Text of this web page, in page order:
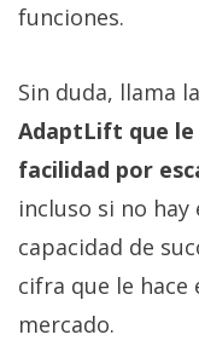
funciones.
Sin duda, llama
AdaptLift que le
facilidad por
incluso si no hay
capacidad de
cifra que le
mercado.